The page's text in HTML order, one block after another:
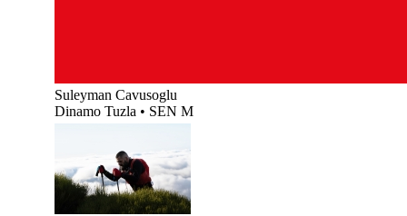
Suleyman Cavusoglu
Dinamo Tuzla • SEN M